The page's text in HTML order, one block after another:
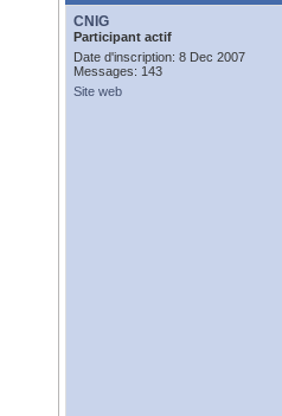
CNIG
Participant actif
Date d'inscription: 8 Dec 2007
Messages: 143
Site web